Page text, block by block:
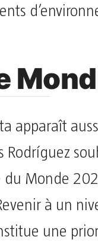
apparaît
du Monde
à un
une